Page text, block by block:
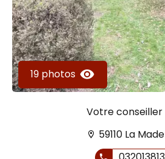
19 photos
Votre conseiller
59110 La